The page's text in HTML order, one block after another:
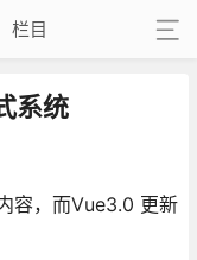
栏目
系统
容，而Vue3.0 更新